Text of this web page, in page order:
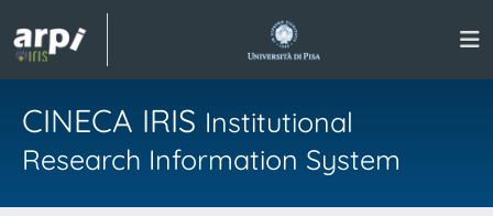
CINECA IRIS Institutional
Research Information System